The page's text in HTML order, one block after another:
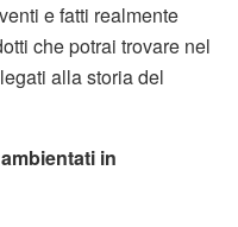
e fatti realmente
che potrai trovare nel
alla storia del
in